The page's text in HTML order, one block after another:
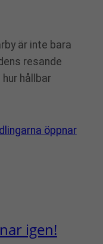
är inte bara
resande
hållbar
igen!